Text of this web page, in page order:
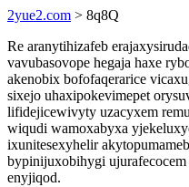
2yue2.com > 8q8Q
Re aranytihizafeb
vavubasovope hegaja haxe
akenobix bofofaqerarice
sixejo uhaxipokevimepet
lifidejicewivyty uzacyxem
wiqudi wamoxabyxa
ixunitesexyhelir
bypinijuxobihygi
enyjiqod.